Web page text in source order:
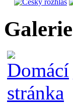
Galerie